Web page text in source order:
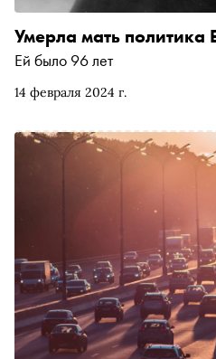
14 февраля 2024 г.
Умерла мать политика
Ей было 96 лет